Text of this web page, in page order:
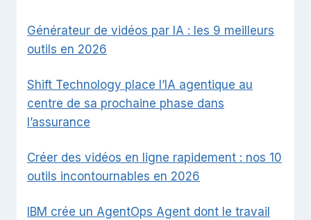
Générateur de vidéos par IA : les 9 meilleurs
outils en 2026
Shift Technology place l’IA agentique au
centre de sa prochaine phase dans
l’assurance
Créer des vidéos en ligne rapidement : nos 10
outils incontournables en 2026
IBM crée un AgentOps Agent dont le travail